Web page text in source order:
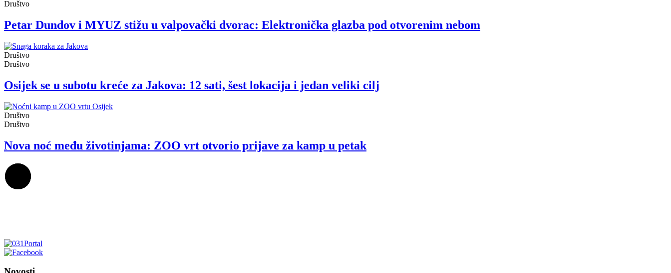
Društvo
Petar Dundov i MYUZ stižu u valpovački dvorac: Elektronička glazba pod otvorenim nebom
Društvo
Društvo
Osijek se u subotu kreće za Jakova: 12 sati, šest lokacija i jedan veliki cilj
Društvo
Društvo
Nova noć među životinjama: ZOO vrt otvorio prijave za kamp u petak